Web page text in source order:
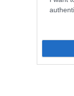
Lines With These
Project!
Az otthoni
a tippeket.
jelentenek!(1)A
támogatás szerepe a
vállalkozás számára